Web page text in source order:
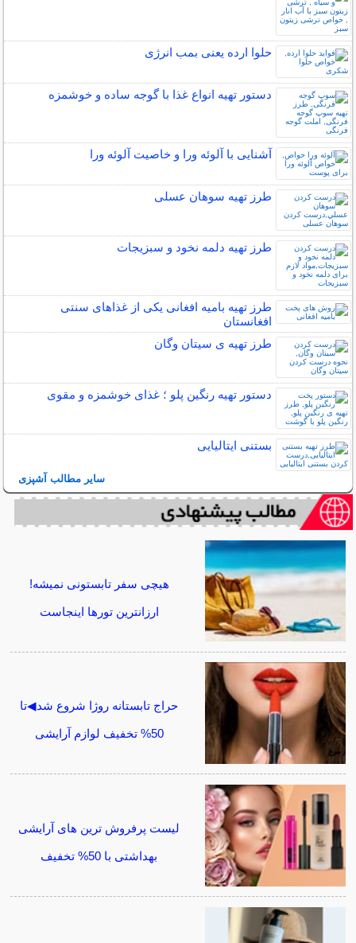
حلوا ارده یعنی بمب انرژی
دستور تهیه انواع غذا با گوجه ساده و خوشمزه
آشنایی با آلوئه ورا و خاصیت آلوئه ورا
طرز تهیه سوهان عسلی
طرز تهیه دلمه نخود و سبزیجات
طرز تهیه بامیه افغانی یکی از غذاهای سنتی
افغانستان
طرز تهیه ی سیتان وگان
دستور تهیه رنگین پلو ؛ غذای خوشمزه و مقوی
بستنی ایتالیایی
سایر مطالب آشپزی
هیچی سفر تابستونی نمیشه!
ارزانترین تورها اینجاست
حراج تابستانه روژا شروع شد◀تا
50% تخفیف لوازم آرایشی
لیست پرفروش ترین های آرایشی
بهداشتی با 50% تخفیف